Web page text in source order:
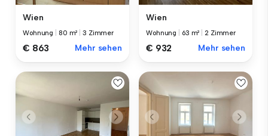
Wien
Wohnung 80 m² |3 Zimmer
€ 863 Mehr sehen
Wien
Wohnung 63 m² |2 Zimmer
€ 932 Mehr sehen